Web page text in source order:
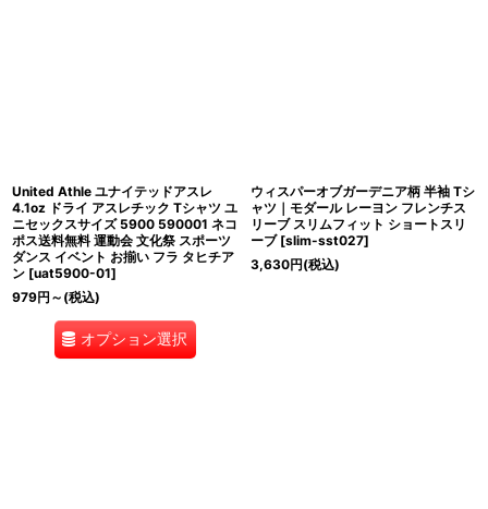
United Athle ユナイテッドアスレ
4.1oz ドライ アスレチック Tシャツ ユ
ニセックスサイズ 5900 590001 ネコ
ポス送料無料 運動会 文化祭 スポーツ
ダンス イベント お揃い フラ タヒチア
ン [uat5900-01]
979円 ～ (税込)
オプション選択
ウィスパーオブガーデニア柄 半袖 Tシ
ャツ｜モダール レーヨン フレンチス
リーブ スリムフィット ショートスリ
ーブ [slim-sst027]
3,630円(税込)